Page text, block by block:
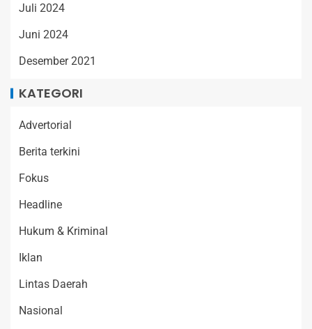
Juli 2024
Juni 2024
Desember 2021
KATEGORI
Advertorial
Berita terkini
Fokus
Headline
Hukum & Kriminal
Iklan
Lintas Daerah
Nasional